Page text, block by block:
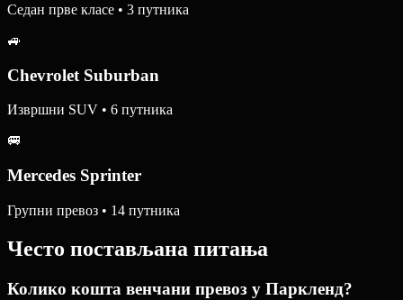
Седан прве класе • 3 путника
🚙
Chevrolet Suburban
Извршни SUV • 6 путника
🚐
Mercedes Sprinter
Групни превоз • 14 путника
Често постављана питања
Колико кошта венчани превоз у Паркленд?